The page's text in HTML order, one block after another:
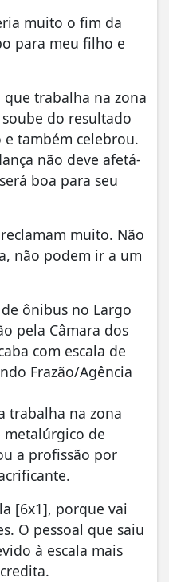
muito o fim da
para meu filho e
trabalha na zona
do resultado
e também celebrou.
não deve afetá-
boa para seu
muito. Não
não podem ir a um
ônibus no Largo
pela Câmara dos
com escala de
Frazão/Agência
trabalha na zona
metalúrgico de
a profissão por
[6x1], porque vai
O pessoal que saiu
à escala mais